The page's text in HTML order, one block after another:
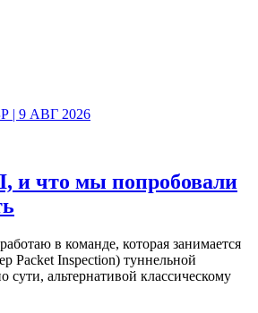
9 АВГ 2026
и что мы попробовали
в команде, которая занимается
Packet Inspection) туннельной
альтернативой классическому